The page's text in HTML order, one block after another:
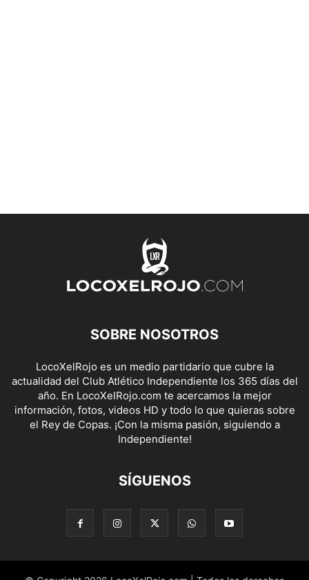
SOBRE NOSOTROS
LocoXelRojo es un medio partidario que cubre la
actualidad del Club Atlético Independiente los 365 días del
año. En LocoXelRojo.com te acercamos la mejor
información, fotos, videos HD y todo lo que quieras sobre
el Rey de Copas. ¡Con la misma pasión, siguiendo a
Independiente!
SÍGUENOS